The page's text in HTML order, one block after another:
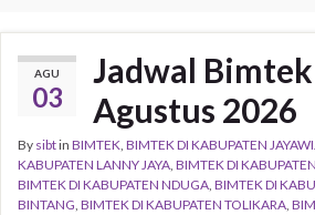
AGU
03
Jadwal
Agustus 2026
By sibtin BIMTEK, BIMTEK DI KABUPATEN
KABUPATEN LANNY JAYA, BIMTEK DI
BIMTEK DI KABUPATEN NDUGA, BIMTEK DI
BINTANG, BIMTEK DI KABUPATEN TOLIKARA,